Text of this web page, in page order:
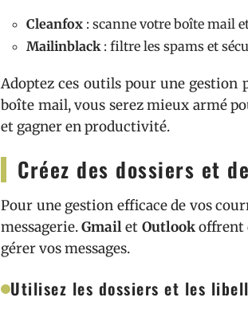
Cleanfox : scanne votre boîte mail
Mailinblack: filtre les spams et
Adoptez ces outils pour une gestion
boîte mail, vous serez mieux armé
et gagner en productivité.
Créez des dossiers et
Pour une gestion efficace de vos
messagerie.Gmailet Outlookoffrent
gérer vos messages.
Utilisez les dossiers et les